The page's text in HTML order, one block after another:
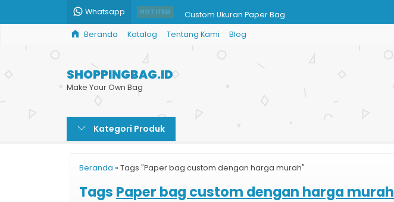
Whatsapp HOT ITEM Custom Ukuran Paper Bag
Harga Paper Bag
Tas Shopping Bag Murah
Paper Bag Amplop Butik
Beranda Katalog Tentang Kami Blog
SHOPPINGBAG.ID
Make Your Own Bag
Kategori Produk
Beranda » Tags "Paper bag custom dengan harga murah"
Tags Paper bag custom dengan harga murah